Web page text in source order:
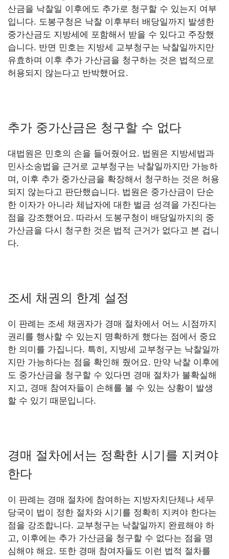
산금을 낙찰일 이후에도 추가로 청구할 수 있는지 여부
입니다. 도봉구청은 낙찰 이후부터 배당일까지 발생한
중가산금도 지방세에 포함해서 받을 수 있다고 주장했
습니다. 반면 민호는 지방세 교부청구는 낙찰일까지만
유효하며 이후 추가 가산금을 청구하는 것은 법적으로
허용되지 않는다고 반박했어요.
추가 중가산금은 청구할 수 없다
대법원은 민호의 손을 들어줬어요. 법원은 지방세법과
민사소송법을 근거로 교부청구는 낙찰일까지만 가능하
며, 이후 추가 중가산금을 확장해서 청구하는 것은 허용
되지 않는다고 판단했습니다. 법원은 중가산금이 단순
한 이자가 아니라 체납자에 대한 벌금 성격을 가진다는
점을 강조했어요. 따라서 도봉구청이 배당일까지의 중
가산금을 다시 청구한 것은 법적 근거가 없다고 본 겁니
다.
조세 채권의 한계 설정
이 판례는 조세 채권자가 경매 절차에서 어느 시점까지
권리를 행사할 수 있는지 명확하게 했다는 점에서 중요
한 의미를 가집니다. 특히, 지방세 교부청구는 낙찰일까
지만 가능하다는 점을 확인해 줬어요. 만약 낙찰 이후에
도 중가산금을 청구할 수 있다면 경매 절차가 불확실해
지고, 경매 참여자들이 손해를 볼 수 있는 상황이 발생
할 수 있기 때문입니다.
경매 절차에서는 정확한 시기를 지켜야
한다
이 판례는 경매 절차에 참여하는 지방자치단체나 세무
당국이 법이 정한 절차와 시기를 정확히 지켜야 한다는
점을 강조합니다. 교부청구는 낙찰일까지 완료해야 하
고, 이후에는 추가 가산금을 청구할 수 없다는 점을 명
심해야 해요. 또한 경매 참여자들도 이런 법적 절차를